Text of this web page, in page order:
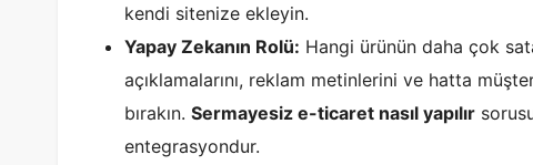
kendi sitenize ekleyin.
Yapay Zekanın Rolü: Hangi ürünün daha çok
açıklamalarını, reklam metinlerini ve hatta
bırakın. Sermayesiz e-ticaret nasıl yapılır
entegrasyondur.